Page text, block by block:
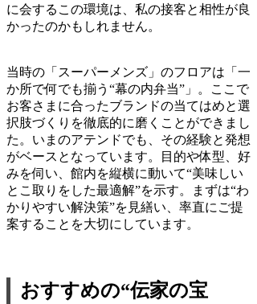
に会するこの環境は、私の接客と相性が良
かったのかもしれません。
当時の「スーパーメンズ」のフロアは「一
か所で何でも揃う“幕の内弁当”」。ここで
お客さまに合ったブランドの当てはめと選
択肢づくりを徹底的に磨くことができまし
た。いまのアテンドでも、その経験と発想
がベースとなっています。目的や体型、好
みを伺い、館内を縦横に動いて“美味しい
とこ取りをした最適解”を示す。まずは“わ
かりやすい解決策”を見繕い、率直にご提
案することを大切にしています。
おすすめの“伝家の宝